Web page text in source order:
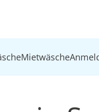
Mietwäsche